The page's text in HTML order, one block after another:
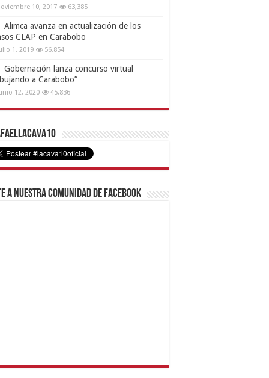
10, 2017 63,385
Alimca avanza en actualización de los
CLAP en Carabobo
1, 2019 56,854
Gobernación lanza concurso virtual
a Carabobo”
12, 2020 45,836
a nuestra comunidad de Facebook